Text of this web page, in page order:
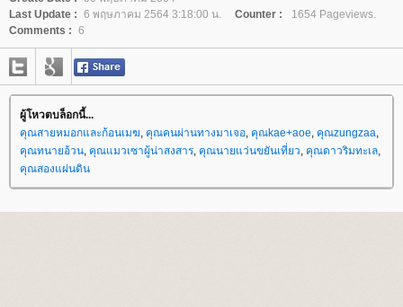
Last Update : 6 พฤษภาคม 2564 3:18:00 น. Counter :
1654 Pageviews.
Comments : 6
ผู้โหวตบล็อกนี้...
คุณสายหมอกและก้อนเมฆ, คุณคนผ่านทางมาเจอ, คุณkae+aoe, คุณzungzaa,
คุณทนายอ้วน, คุณแมวเซาผู้น่าสงสาร, คุณนายแว่นขยันเที่ยว, คุณดาวริมทะเล,
คุณสองแผ่นดิน